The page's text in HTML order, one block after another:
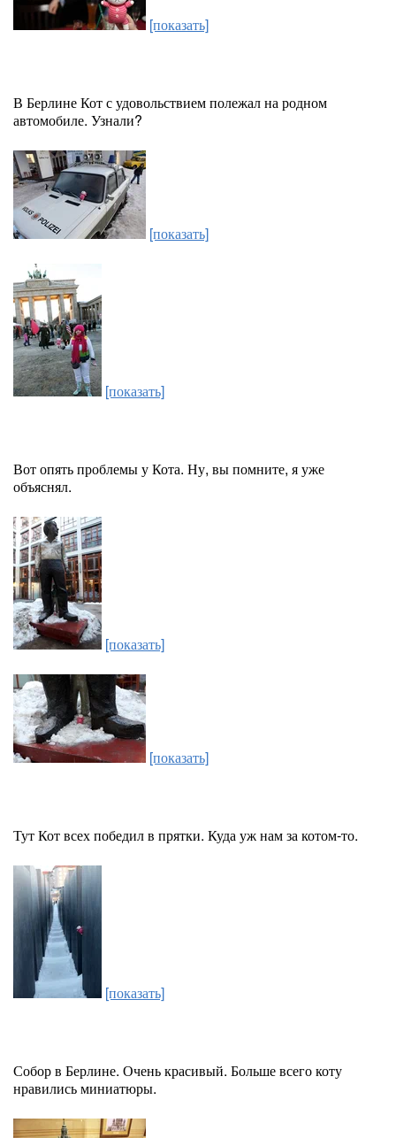
[показать]
В Берлине Кот с удовольствием полежал на родном
автомобиле. Узнали?
[показать]
[показать]
Вот опять проблемы у Кота. Ну, вы помните, я уже
объяснял.
[показать]
[показать]
Тут Кот всех победил в прятки. Куда уж нам за котом-то.
[показать]
Собор в Берлине. Очень красивый. Больше всего коту
нравились миниатюры.